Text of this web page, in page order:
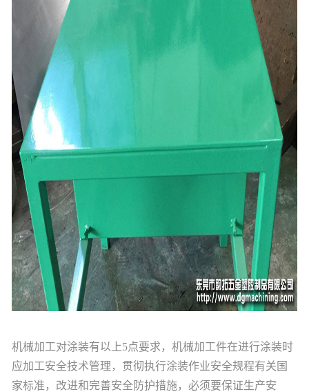
机械加工对涂装有以上5点要求，机械加工件在进行涂装时
应加工安全技术管理，贯彻执行涂装作业安全规程有关国
家标准，改进和完善安全防护措施，必须要保证生产安